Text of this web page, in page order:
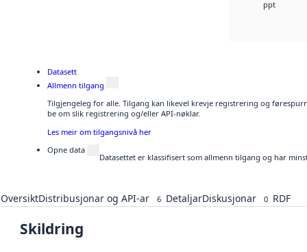
ppt
Datasett
Allmenn tilgang
Tilgjengeleg for alle. Tilgang kan likevel krevje registrering og
be om slik registrering og/eller API-nøklar.
Les meir om tilgangsnivå her
Opne data
Datasettet er klassifisert som allmenn tilgang og har
OversiktDistribusjonar og API-ar 6 DetaljarDiskusjonar 0 RDF
Skildring